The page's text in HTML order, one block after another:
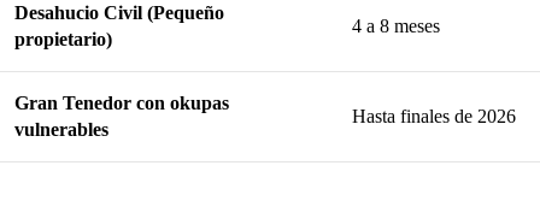
Desahucio Civil (Pequeño
propietario)
4 a 8 meses
Gran Tenedor con okupas
vulnerables
Hasta finales de 2026